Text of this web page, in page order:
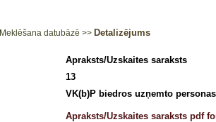
Meklēšana datubāzē >> Detalizējums
Apraksts/Uzskaites saraksts
13
VK(b)P biedros uzņemto
Apraksts/Uzskaites saraksts pdf